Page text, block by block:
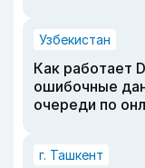
Узбекистан
Как работает
ошибочные
очереди по
г. Ташкент